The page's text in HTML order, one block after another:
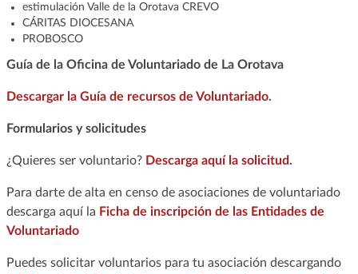
estimulación Valle de la Orotava CREVO
CÁRITAS DIOCESANA
PROBOSCO
Guía de la Oficina de Voluntariado de La Orotava
Descargar la Guía de recursos de Voluntariado.
Formularios y solicitudes
¿Quieres ser voluntario? Descarga aquí la solicitud.
Para darte de alta en censo de asociaciones de voluntariado
descarga aquí la Ficha de inscripción de las Entidades de
Voluntariado
Puedes solicitar voluntarios para tu asociación descargando